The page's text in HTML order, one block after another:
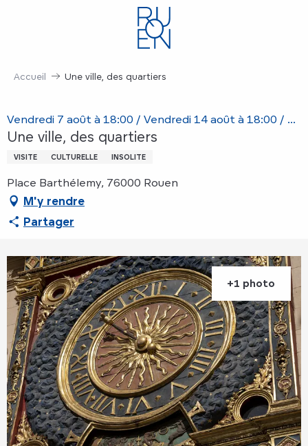
Accueil Une ville, des quartiers
Vendredi 7 août à 18:00 / Vendredi 14 août à 18:00 / ...
Une ville, des quartiers
VISITE CULTURELLE INSOLITE
Place Barthélemy, 76000 Rouen
M'y rendre
Partager
+1 photo